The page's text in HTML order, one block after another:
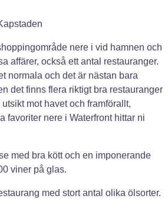
nere i vid hamnen och
affärer, också ett antal restauranger.
normala och det är nästan bara
det finns flera riktigt bra restauranger
mot havet och framförallt,
favoriter nere i Waterfront hittar ni
med bra kött och en imponerande
viner på glas.
med stort antal olika ölsorter.